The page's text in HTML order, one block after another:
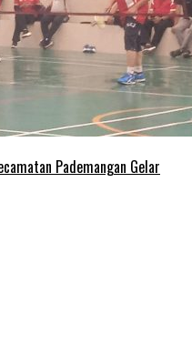
Pademangan Gelar